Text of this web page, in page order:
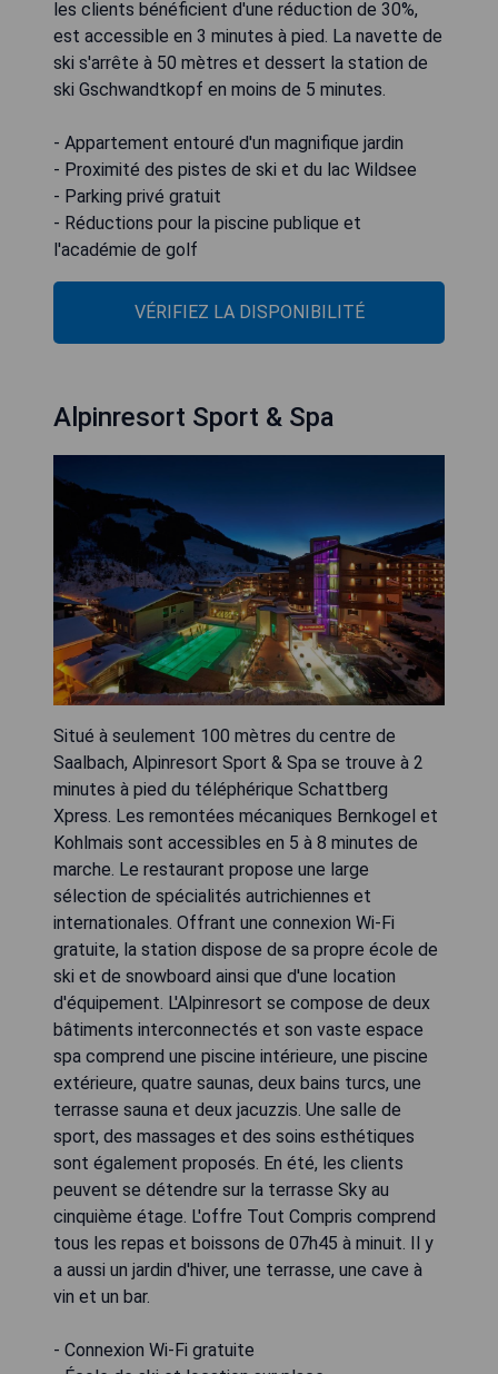
les clients bénéficient d'une réduction de 30%,
est accessible en 3 minutes à pied. La navette de
ski s'arrête à 50 mètres et dessert la station de
ski Gschwandtkopf en moins de 5 minutes.
- Appartement entouré d'un magnifique jardin
- Proximité des pistes de ski et du lac Wildsee
- Parking privé gratuit
- Réductions pour la piscine publique et
l'académie de golf
VÉRIFIEZ LA DISPONIBILITÉ
Alpinresort Sport & Spa
Situé à seulement 100 mètres du centre de
Saalbach, Alpinresort Sport & Spa se trouve à 2
minutes à pied du téléphérique Schattberg
Xpress. Les remontées mécaniques Bernkogel et
Kohlmais sont accessibles en 5 à 8 minutes de
marche. Le restaurant propose une large
sélection de spécialités autrichiennes et
internationales. Offrant une connexion Wi-Fi
gratuite, la station dispose de sa propre école de
ski et de snowboard ainsi que d'une location
d'équipement. L'Alpinresort se compose de deux
bâtiments interconnectés et son vaste espace
spa comprend une piscine intérieure, une piscine
extérieure, quatre saunas, deux bains turcs, une
terrasse sauna et deux jacuzzis. Une salle de
sport, des massages et des soins esthétiques
sont également proposés. En été, les clients
peuvent se détendre sur la terrasse Sky au
cinquième étage. L'offre Tout Compris comprend
tous les repas et boissons de 07h45 à minuit. Il y
a aussi un jardin d'hiver, une terrasse, une cave à
vin et un bar.
- Connexion Wi-Fi gratuite